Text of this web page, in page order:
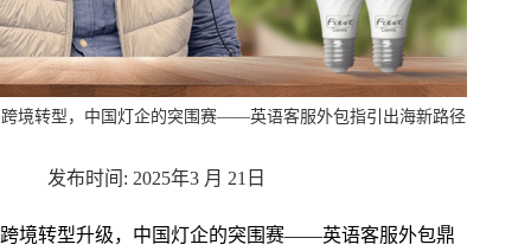
跨境转型，中国灯企的突围赛——英语客服外包指引出海新路径
2025年3 月 21日
跨境转型升级，中国灯企的突围赛——英语客服外包鼎